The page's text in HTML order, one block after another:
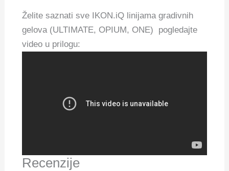
Želite saznati sve IKON.iQ linijama gradivnih
gelova (ULTIMATE, OPIUM, ONE) pogledajte
video u prilogu:
Recenzije